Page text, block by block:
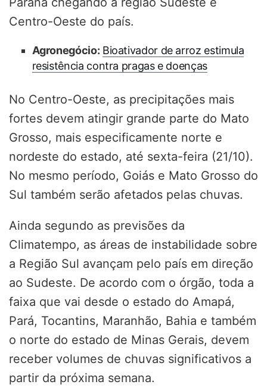
Centro-Oeste do país.
Agronegócio: Bioativador de arroz estimula
resistência contra pragas e doenças
No Centro-Oeste, as precipitações mais
fortes devem atingir grande parte do Mato
Grosso, mais especificamente norte e
nordeste do estado, até sexta-feira (21/10).
No mesmo período, Goiás e Mato Grosso do
Sul também serão afetados pelas chuvas.
Ainda segundo as previsões da
Climatempo, as áreas de instabilidade sobre
a Região Sul avançam pelo país em direção
ao Sudeste. De acordo com o órgão, toda a
faixa que vai desde o estado do Amapá,
Pará, Tocantins, Maranhão, Bahia e também
o norte do estado de Minas Gerais, devem
receber volumes de chuvas significativos a
partir da próxima semana.